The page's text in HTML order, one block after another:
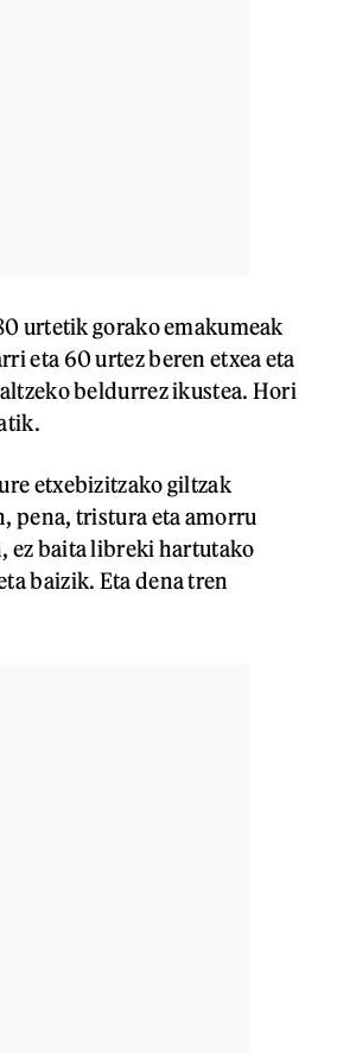
urtetik gorako emakumeak
eta 60 urtez beren etxea eta
beldurrez ikustea. Hori
etxebizitzako giltzak
pena, tristura eta amorru
ez baita libreki hartutako
baizik. Eta dena tren